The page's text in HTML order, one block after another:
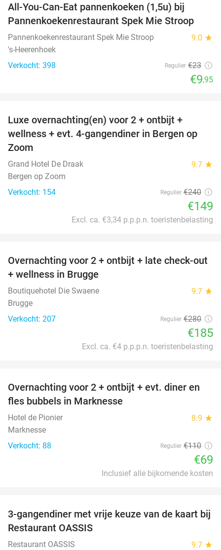
All-You-Can-Eat pannenkoeken (1,5u) bij
Pannenkoekenrestaurant Spek Mie Stroop
Pannenkoekenrestaurant Spek Mie Stroop 9.0 star
's-Heerenhoek
Verkocht: 398
Regulier €23
€9,95
Luxe overnachting(en) voor 2 + ontbijt +
wellness + evt. 4-gangendiner in Bergen op
Zoom
Grand Hotel De Draak 9.7 star
Bergen op Zoom
Verkocht: 154
Regulier €240
€149
Excl. ca. €3,34 p.p.p.n. toeristenbelasting
34%
Overnachting voor 2 + ontbijt + late check-out
+ wellness in Brugge
Boutiquehotel Die Swaene 9.7 star
Brugge
Verkocht: 207
Regulier €280
€185
Excl. ca. €4 p.p.p.n. toeristenbelasting
37%
Overnachting voor 2 + ontbijt + evt. diner en
fles bubbels in Marknesse
Hotel de Pionier 8.9 star
Marknesse
Verkocht: 88
Regulier €110
€69
Inclusief alle bijkomende kosten
43%
3-gangendiner met vrije keuze van de kaart bij
Restaurant OASSIS
Restaurant OASSIS 9.7 star